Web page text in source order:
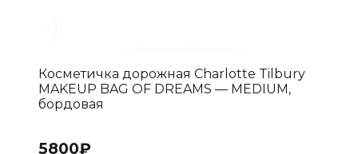
Косметичка дорожная Charlotte Tilbury
MAKEUP BAG OF DREAMS — MEDIUM,
бордовая
5800₽